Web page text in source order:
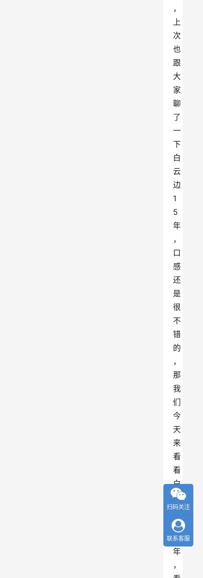
，
上
次
也
跟
大
家
聊
了
一
下
白
云
边
1
5
年
，
口
感
还
是
很
不
错
的
，
那
我
们
今
天
来
看
看
白
云
边
1
2
年
，
扫码关注
联系客服